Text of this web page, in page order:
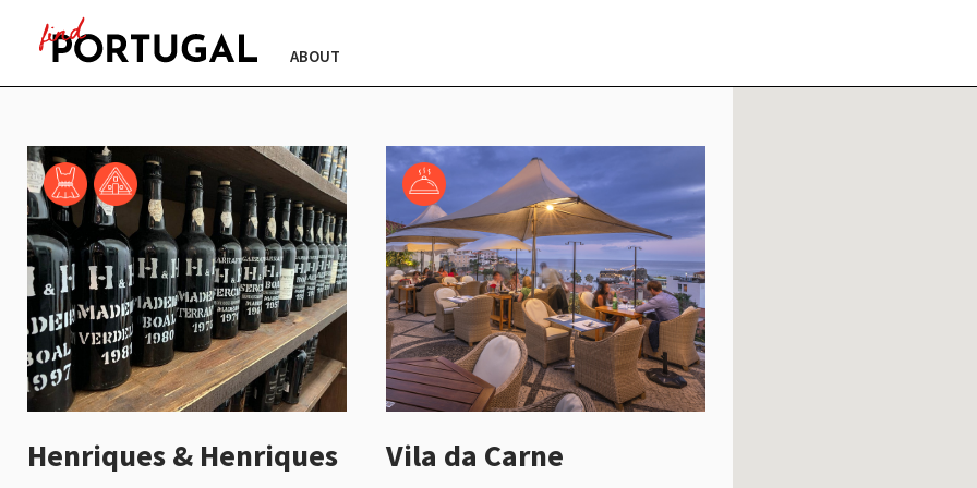
ABOUT
Henriques & Henriques Vila da Carne